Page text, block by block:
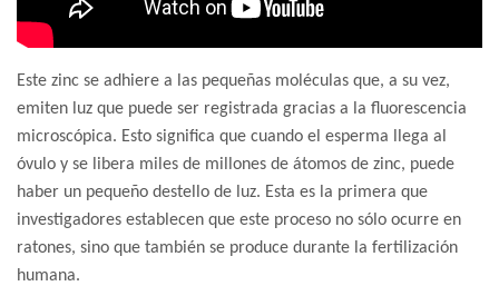
Este zinc se adhiere a las pequeñas moléculas que, a su vez,
emiten luz que puede ser registrada gracias a la fluorescencia
microscópica. Esto significa que cuando el esperma llega al
óvulo y se libera miles de millones de átomos de zinc, puede
haber un pequeño destello de luz. Esta es la primera que
investigadores establecen que este proceso no sólo ocurre en
ratones, sino que también se produce durante la fertilización
humana.